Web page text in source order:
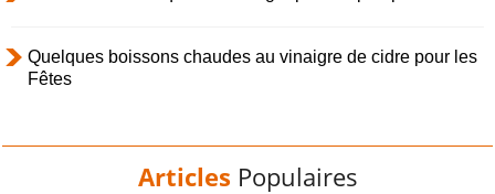
Quelques boissons chaudes au vinaigre de cidre pour les
Fêtes
Articles Populaires